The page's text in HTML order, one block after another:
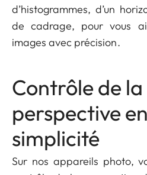
d’histogrammes, d’un
de cadrage, pour vous
images avec précision.
Contrôle de la
perspective
simplicité
Sur nos appareils photo,